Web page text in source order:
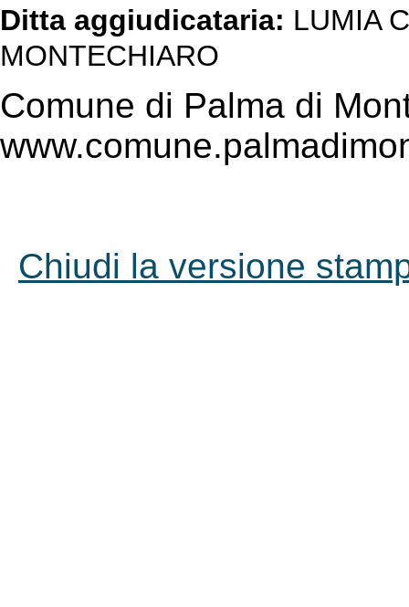
Ditta aggiudicataria: LUMIA
MONTECHIARO
Comune di Palma di
Chiudi la versione